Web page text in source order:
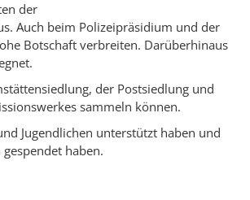
der
Auch beim Polizeipräsidium und der
Botschaft verbreiten. Darüberhinaus
der Postsiedlung und
sammeln können.
Jugendlichen unterstützt haben und
haben.